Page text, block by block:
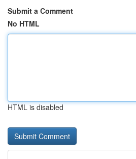
Submit a Comment
No HTML
HTML is disabled